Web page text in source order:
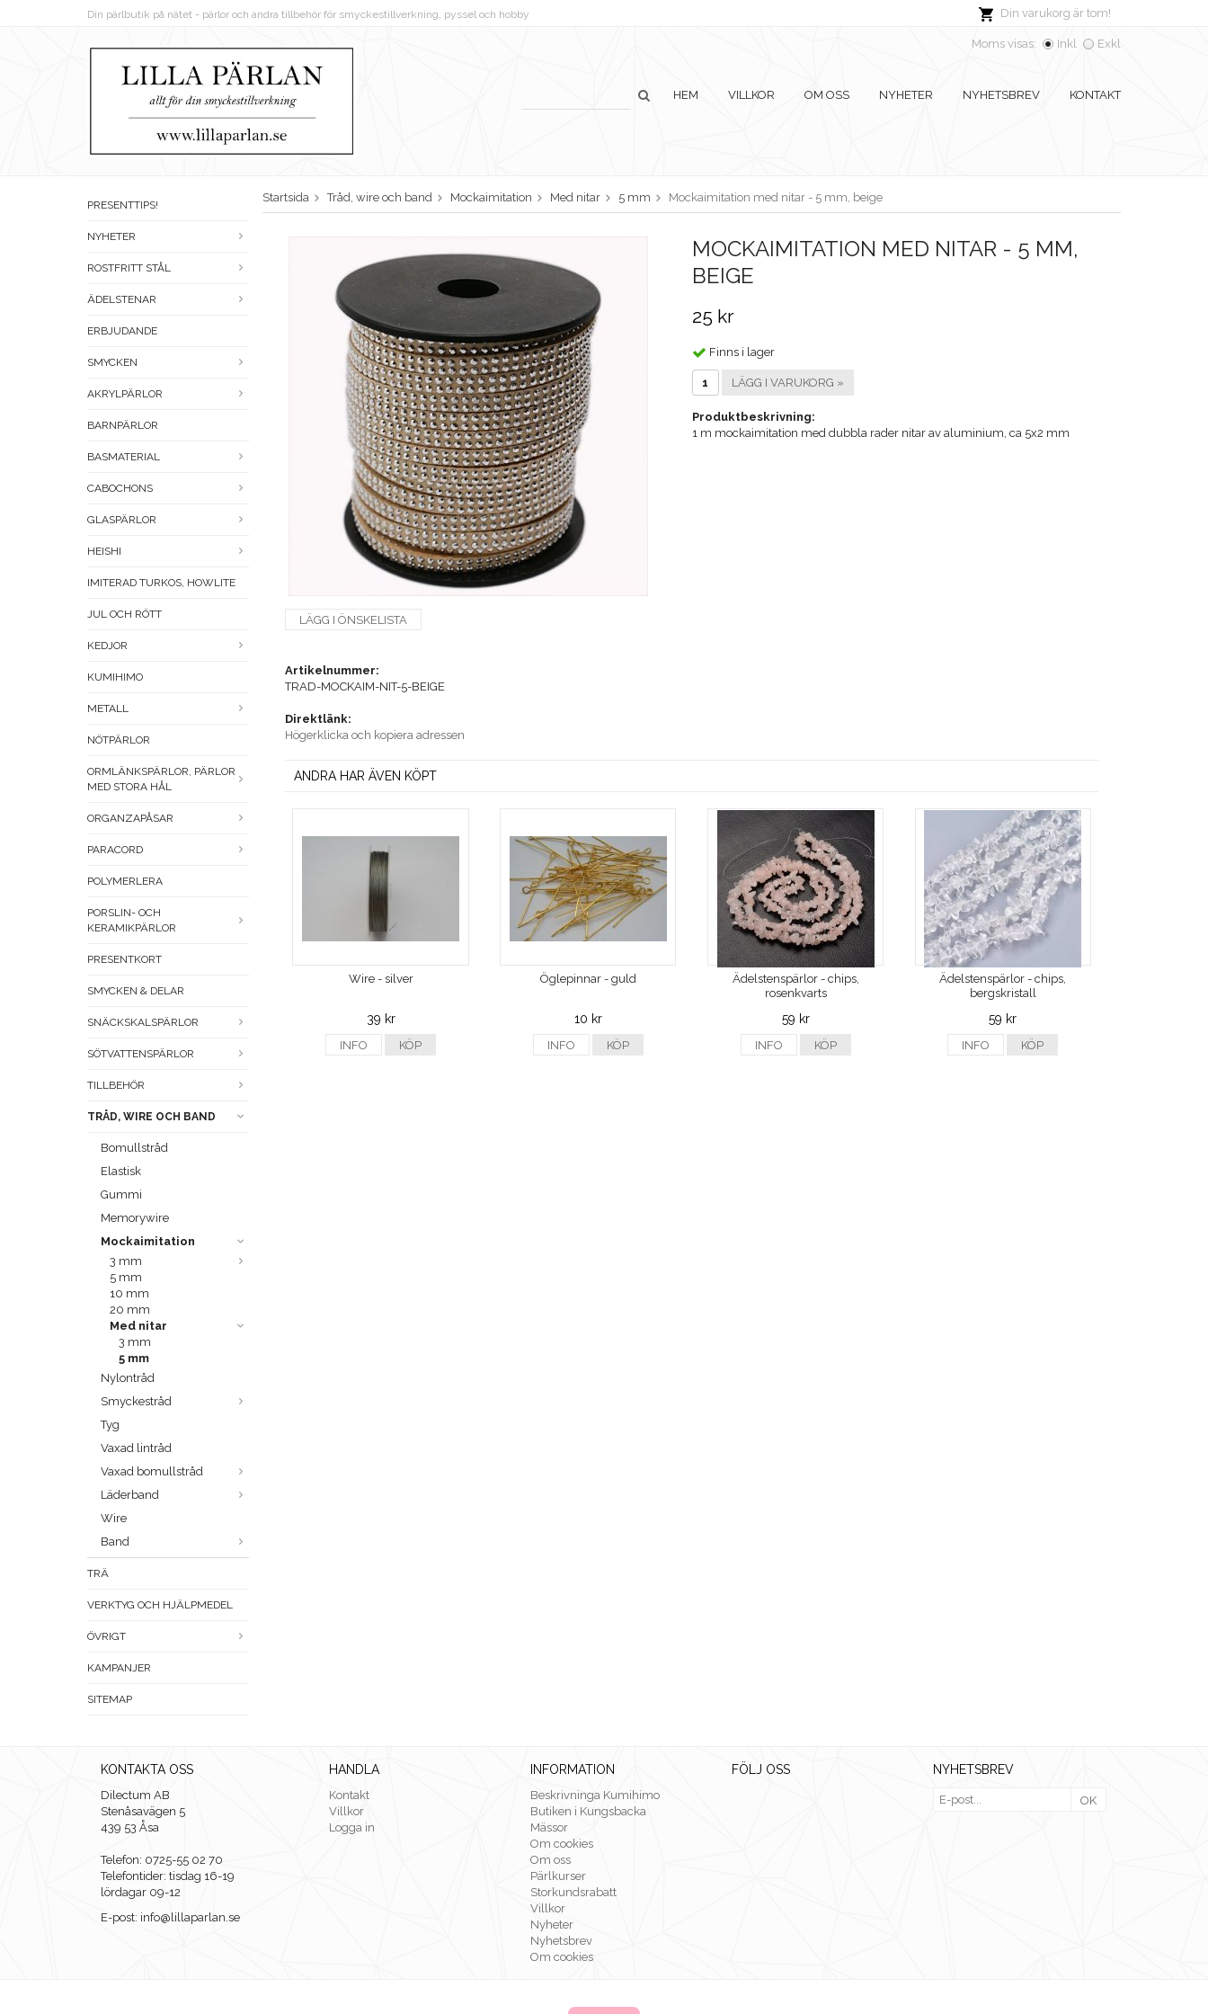
Din varukorg är tom!
Din pärlbutik på nätet - pärlor och andra tillbehör för smyckestillverkning, pyssel och hobby
Moms visas: Inkl Exkl
HEM VILLKOR OM OSS NYHETER NYHETSBREV KONTAKT
PRESENTTIPS!
NYHETER
ROSTFRITT STÅL
ÄDELSTENAR
ERBJUDANDE
SMYCKEN
AKRYLPÄRLOR
BARNPÄRLOR
BASMATERIAL
CABOCHONS
GLASPÄRLOR
HEISHI
IMITERAD TURKOS, HOWLITE
JUL OCH RÖTT
KEDJOR
KUMIHIMO
METALL
NÖTPÄRLOR
ORMLÄNKSPÄRLOR, PÄRLOR
MED STORA HÅL
ORGANZAPÅSAR
PARACORD
POLYMERLERA
PORSLIN- OCH
KERAMIKPÄRLOR
PRESENTKORT
SMYCKEN & DELAR
SNÄCKSKALSPÄRLOR
SÖTVATTENSPÄRLOR
TILLBEHÖR
TRÅD, WIRE OCH BAND
Bomullstråd
Elastisk
Gummi
Memorywire
Mockaimitation
3 mm
5 mm
10 mm
20 mm
Med nitar
3 mm
5 mm
Nylontråd
Smyckestråd
Tyg
Vaxad lintråd
Vaxad bomullstråd
Läderband
Wire
Band
TRÄ
VERKTYG OCH HJÄLPMEDEL
ÖVRIGT
KAMPANJER
SITEMAP
Startsida Tråd, wire och band Mockaimitation Med nitar 5 mm Mockaimitation med nitar - 5 mm, beige
MOCKAIMITATION MED NITAR - 5 MM,
BEIGE
25 kr
Finns i lager
LÄGG I VARUKORG »
Produktbeskrivning:
1 m mockaimitation med dubbla rader nitar av aluminium, ca 5x2 mm
LÄGG I ÖNSKELISTA
Artikelnummer:
TRAD-MOCKAIM-NIT-5-BEIGE
Direktlänk:
Högerklicka och kopiera adressen
ANDRA HAR ÄVEN KÖPT
Wire - silver
39 kr
INFO KÖP
Öglepinnar - guld
10 kr
INFO KÖP
Ädelstenspärlor - chips,
rosenkvarts
59 kr
INFO KÖP
Ädelstenspärlor - chips,
bergskristall
59 kr
INFO KÖP
KONTAKTA OSS
Dilectum AB
Stenåsavägen 5
439 53 Åsa
Telefon: 0725-55 02 70
Telefontider: tisdag 16-19
lördagar 09-12
E-post: info@lillaparlan.se
HANDLA
Kontakt
Villkor
Logga in
INFORMATION
Beskrivninga Kumihimo
Butiken i Kungsbacka
Mässor
Om cookies
Om oss
Pärlkurser
Storkundsrabatt
Villkor
Nyheter
Nyhetsbrev
Om cookies
FÖLJ OSS NYHETSBREV
OK